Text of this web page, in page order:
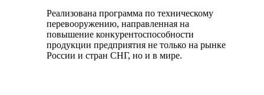
Реализована программа по техническому
перевооружению, направленная на
повышение конкурентоспособности
продукции предприятия не только на рынке
России и стран СНГ, но и в мире.